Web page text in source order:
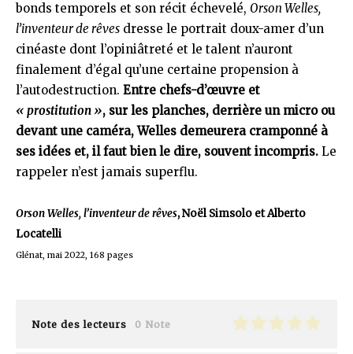
bonds temporels et son récit échevelé, Orson Welles,
l’inventeur de rêves dresse le portrait doux-amer d’un
cinéaste dont l’opiniâtreté et le talent n’auront
finalement d’égal qu’une certaine propension à
l’autodestruction. Entre chefs-d’œuvre et
« prostitution », sur les planches, derrière un micro ou
devant une caméra, Welles demeurera cramponné à
ses idées et, il faut bien le dire, souvent incompris. Le
rappeler n’est jamais superflu.
Orson Welles, l’inventeur de rêves, Noël Simsolo et Alberto
Locatelli
Glénat, mai 2022, 168 pages
Note des lecteurs 0 Note